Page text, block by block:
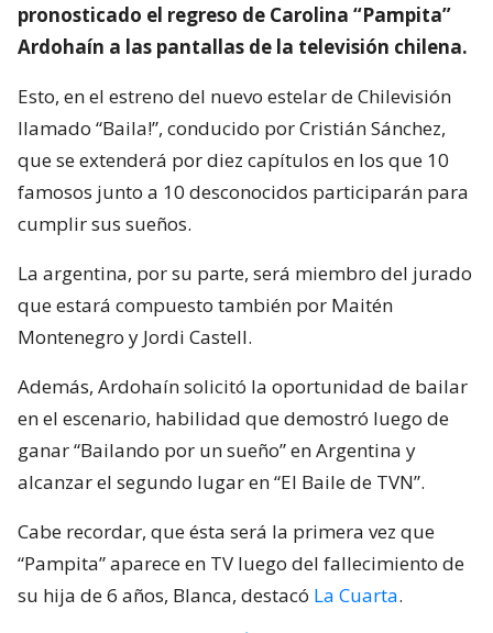
pronosticado el regreso de Carolina “Pampita”
Ardohaín a las pantallas de la televisión chilena.
Esto, en el estreno del nuevo estelar de Chilevisión
llamado “Baila!”, conducido por Cristián Sánchez,
que se extenderá por diez capítulos en los que 10
famosos junto a 10 desconocidos participarán para
cumplir sus sueños.
La argentina, por su parte, será miembro del jurado
que estará compuesto también por Maitén
Montenegro y Jordi Castell.
Además, Ardohaín solicitó la oportunidad de bailar
en el escenario, habilidad que demostró luego de
ganar “Bailando por un sueño” en Argentina y
alcanzar el segundo lugar en “El Baile de TVN”.
Cabe recordar, que ésta será la primera vez que
“Pampita” aparece en TV luego del fallecimiento de
su hija de 6 años, Blanca, destacó La Cuarta.